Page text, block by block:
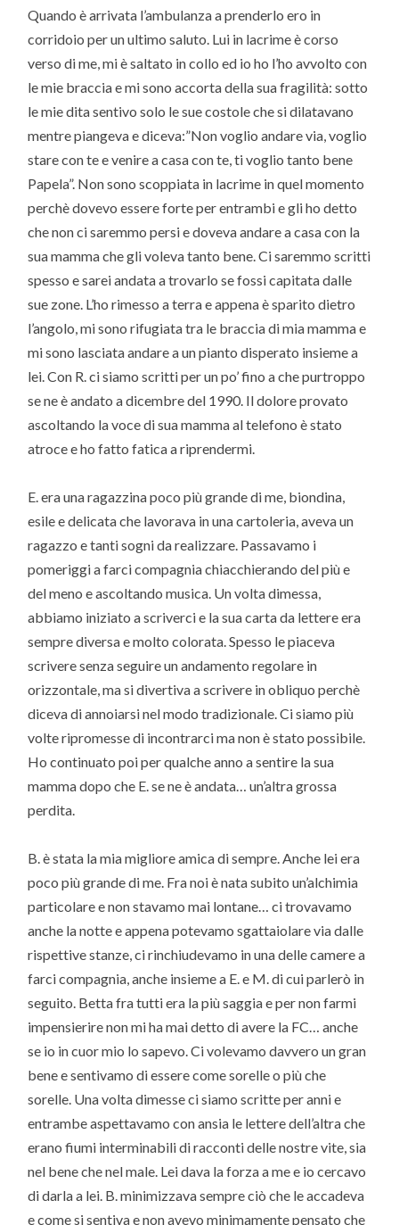
Quando è arrivata l’ambulanza a prenderlo ero in
corridoio per un ultimo saluto. Lui in lacrime è corso
verso di me, mi è saltato in collo ed io ho l’ho avvolto con
le mie braccia e mi sono accorta della sua fragilità: sotto
le mie dita sentivo solo le sue costole che si dilatavano
mentre piangeva e diceva:”Non voglio andare via, voglio
stare con te e venire a casa con te, ti voglio tanto bene
Papela”. Non sono scoppiata in lacrime in quel momento
perchè dovevo essere forte per entrambi e gli ho detto
che non ci saremmo persi e doveva andare a casa con la
sua mamma che gli voleva tanto bene. Ci saremmo scritti
spesso e sarei andata a trovarlo se fossi capitata dalle
sue zone. L’ho rimesso a terra e appena è sparito dietro
l’angolo, mi sono rifugiata tra le braccia di mia mamma e
mi sono lasciata andare a un pianto disperato insieme a
lei. Con R. ci siamo scritti per un po’ fino a che purtroppo
se ne è andato a dicembre del 1990. Il dolore provato
ascoltando la voce di sua mamma al telefono è stato
atroce e ho fatto fatica a riprendermi.
E. era una ragazzina poco più grande di me, biondina,
esile e delicata che lavorava in una cartoleria, aveva un
ragazzo e tanti sogni da realizzare. Passavamo i
pomeriggi a farci compagnia chiacchierando del più e
del meno e ascoltando musica. Un volta dimessa,
abbiamo iniziato a scriverci e la sua carta da lettere era
sempre diversa e molto colorata. Spesso le piaceva
scrivere senza seguire un andamento regolare in
orizzontale, ma si divertiva a scrivere in obliquo perchè
diceva di annoiarsi nel modo tradizionale. Ci siamo più
volte ripromesse di incontrarci ma non è stato possibile.
Ho continuato poi per qualche anno a sentire la sua
mamma dopo che E. se ne è andata… un’altra grossa
perdita.
B. è stata la mia migliore amica di sempre. Anche lei era
poco più grande di me. Fra noi è nata subito un’alchimia
particolare e non stavamo mai lontane… ci trovavamo
anche la notte e appena potevamo sgattaiolare via dalle
rispettive stanze, ci rinchiudevamo in una delle camere a
farci compagnia, anche insieme a E. e M. di cui parlerò in
seguito. Betta fra tutti era la più saggia e per non farmi
impensierire non mi ha mai detto di avere la FC… anche
se io in cuor mio lo sapevo. Ci volevamo davvero un gran
bene e sentivamo di essere come sorelle o più che
sorelle. Una volta dimesse ci siamo scritte per anni e
entrambe aspettavamo con ansia le lettere dell’altra che
erano fiumi interminabili di racconti delle nostre vite, sia
nel bene che nel male. Lei dava la forza a me e io cercavo
di darla a lei. B. minimizzava sempre ciò che le accadeva
e come si sentiva e non avevo minimamente pensato che